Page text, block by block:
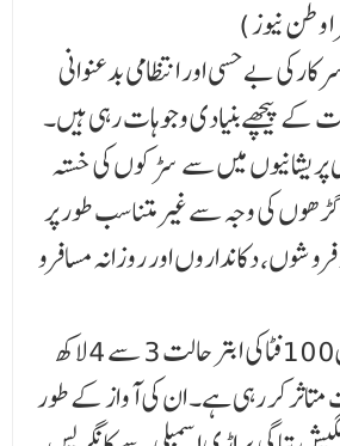
بے حسی اور انتظامی بدعنوانی
کے پیچھے بنیادی وجوہات رہی ہیں۔
پریشانیوں میں سے سڑکوں کی خستہ
کی وجہ سے غیر متناسب طور پر
دکانداروں اور روزانہ مسافرو
براڑی اسمبلی حلقہ میں100فٹاکی ابتر حالت 3 سے 4لاکھ
متاثر کر رہی ہے۔ ان کی آواز کے طور